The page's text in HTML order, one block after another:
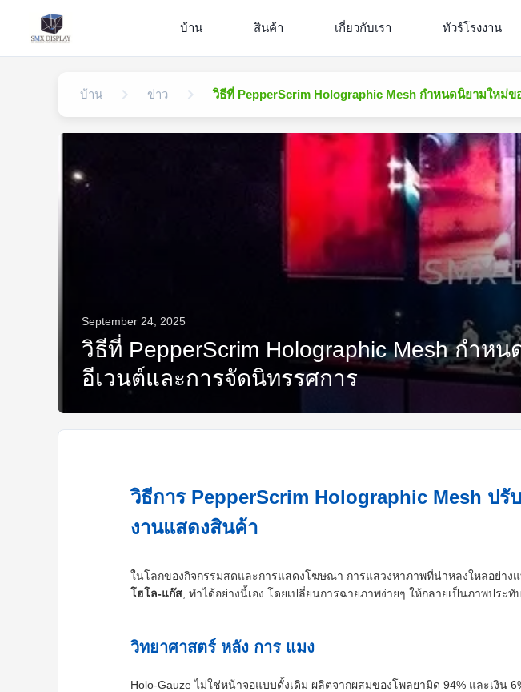
บ้าน สินค้า เกี่ยวกับเรา ทัวร์โรงงาน
บ้าน ข่าว วิธีที่ PepperScrim Holographic Mesh กำหนดนิยามใหม่
September 24, 2025
วิธีที่ PepperScrim Holographic Mesh กำ
อีเวนต์และการจัดนิทรรศการ
วิธีการ PepperScrim Holographic Mesh ป
งานแสดงสินค้า
ในโลกของกิจกรรมสดและการแสดงโฆษณา การแสวงหาภาพที่น่าหลงใหลอย่างแ
โฮโล-แก๊ส , ทําได้อย่างนี้เอง โดยเปลี่ยนการฉายภาพง่ายๆ ให้กลายเป็นภาพประ
วิทยาศาสตร์ หลัง การ แมง
Holo-Gauze ไม่ใช่หน้าจอแบบดั้งเดิม ผลิตจากผสมของโพลยามิด 94% และเงิน